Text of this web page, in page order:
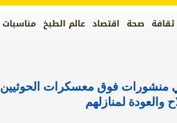
ثقافة صحة اقتصاد عالم الطبخ مناسبات
منشورات فوق معسكرات الحوثيين
والعودة لمنازلهم